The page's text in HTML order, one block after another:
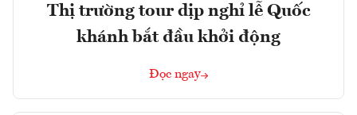
Thị trường tour dịp nghỉ lễ Quốc
khánh bắt đầu khởi động
Đọc ngay